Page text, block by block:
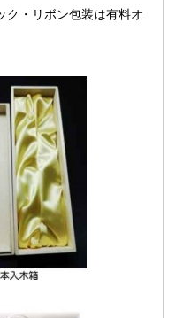
・リボン包装は有料オ